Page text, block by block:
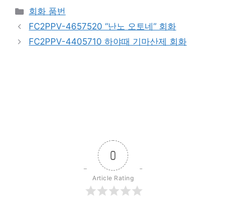
Categories
회화 품번
FC2PPV-4657520 “난노 오토네” 회화
FC2PPV-4405710 하야때 기마산제 회화
0
Article Rating